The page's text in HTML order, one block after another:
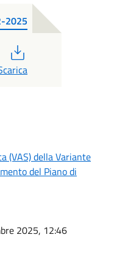
2025
(VAS) della Variante
del Piano di
2025, 12:46